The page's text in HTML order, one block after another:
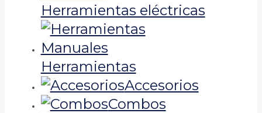
Herramientas eléctricas
Herramientas
Accesorios
Combos